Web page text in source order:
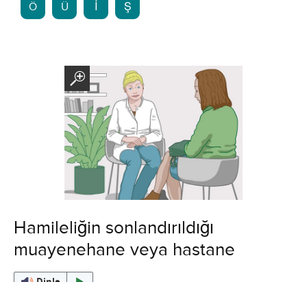
Ö Ü Ş
Hamileliğin sonlandırıldığı
muayenehane veya hastane